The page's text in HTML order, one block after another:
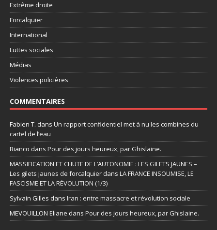
Extrême droite
Forcalquier
International
Luttes sociales
Médias
Violences policières
COMMENTAIRES
Fabien T. dans Un rapport confidentiel met à nu les combines du
cartel de l’eau
Bianco dans Pour des jours heureux, par Ghislaine.
MASSIFICATION ET CHUTE DE L’AUTONOMIE : LES GILETS JAUNES –
Les gilets jaunes de forcalquier dans LA FRANCE INSOUMISE, LE
FASCISME ET LA RÉVOLUTION (1/3)
Sylvain Gilles dans Iran : entre massacre et révolution sociale
MEVOUILLON Eliane dans Pour des jours heureux, par Ghislaine.